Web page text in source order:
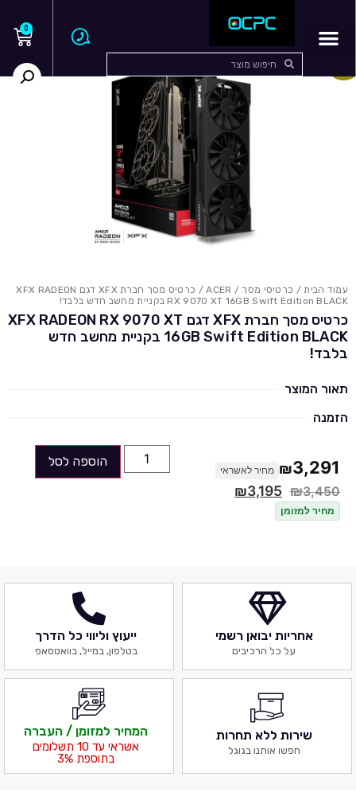
0
עמוד הבית/ כרטיסי מסך /
ACER
/ כרטיס מסך חברת XFX דגם XFX RADEON
RX 9070 XT 16GB Swift Edition BLACK בקניית מחשב חדש בלבד!
כרטיס מסך חברת XFX דגם XFX RADEON RX 9070 XT
16GB Swift Edition BLACK בקניית מחשב חדש
בלבד!
תאור המוצר
הזמנה
₪3,291 מחיר לאשראי
₪3,450
₪3,195
מחיר למזומן
הוספה לסל
אחריות יבואן רשמי
על כל הרכיבים
ייעוץ וליווי כל הדרך
בטלפון, במייל, בוואטסאפ
שירות ללא תחרות
חפשו אותנו בגוגל
המחיר למזומן / העברה
אשראי עד 10 תשלומים
בתוספת 3%